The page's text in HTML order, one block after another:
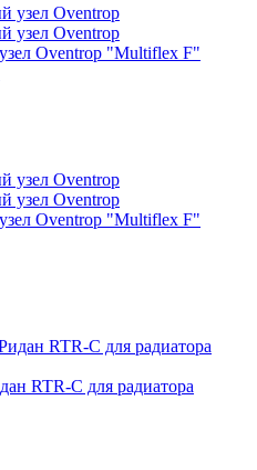
Oventrop "Multiflex F"
Oventrop "Multiflex F"
RTR-C для радиатора